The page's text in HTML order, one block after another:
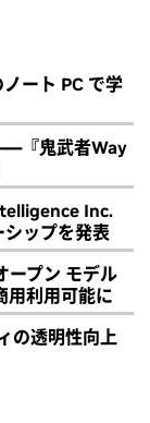
ート PC で学
『鬼武者Way
Inc.
ップを発表
ープン モデル
利用可能に
の透明性向上